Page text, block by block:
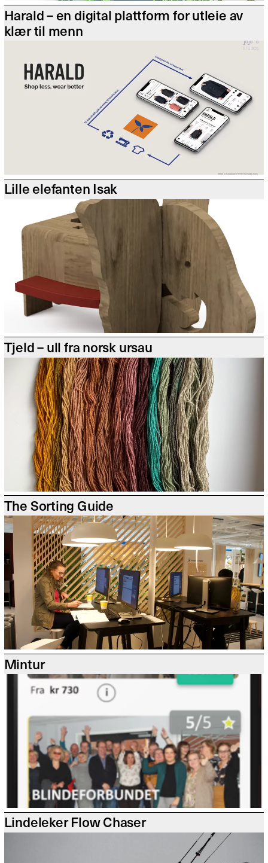
Harald – en digital plattform for utleie av
klær til menn
Lille elefanten Isak
Tjeld – ull fra norsk ursau
The Sorting Guide
Mintur
Lindeleker Flow Chaser